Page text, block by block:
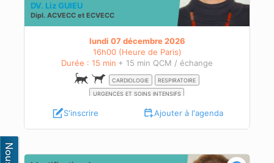
DV. Liz GUIEU
Dipl. ACVECC et ECVECC
lundi 07 décembre 2026
16h00 (Heure de Paris)
Durée : 15 min + 15 min QCM / échange
CARDIOLOGIE
RESPIRATOIRE
URGENCES ET SOINS INTENSIFS
S'inscrire Ajouter à l'agenda